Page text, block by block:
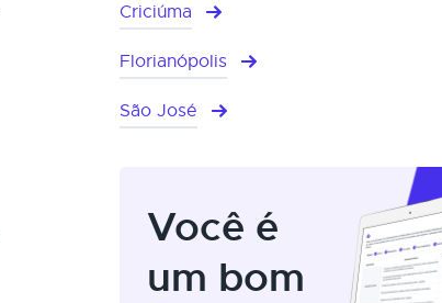
Criciúma
Florianópolis
São José
Você é
um bom